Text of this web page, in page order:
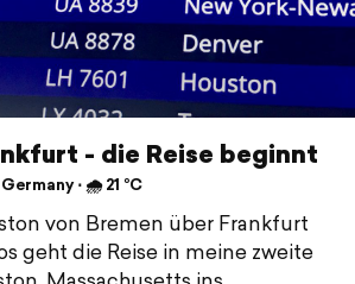
- die Reise beginnt
⋅ 🌧 21 °C
von Bremen über Frankfurt
geht die Reise in meine zweite